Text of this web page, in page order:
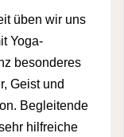
üben wir uns
Yoga-
besonderes
Geist und
Begleitende
hilfreiche